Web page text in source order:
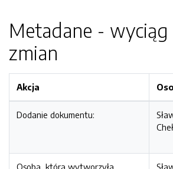
Metadane - wyciąg
zmian
Akcja
Dodanie dokumentu:
Osoba, która wytworzyła